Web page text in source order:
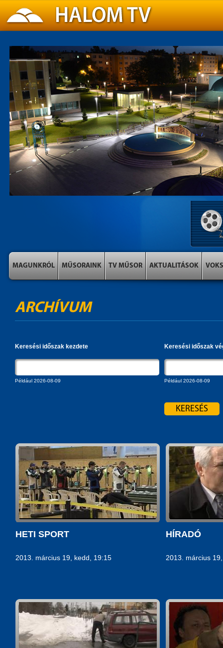
MAGUNKRÓL MŰSORAINK TV MŰSOR AKTUALITÁSOK VOKS
ARCHÍVUM
Keresési időszak kezdete
Például 2026-08-09
Keresési időszak
Például 2026-08-09
HETI SPORT
2013. március 19, kedd, 19:15
HÍRADÓ
2013. március